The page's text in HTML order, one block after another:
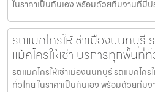
ในราคาเป็นกันเอง พร้อมด้วยทีมงานที่มี
รถแมคโครให้เช่าเมืองนนทบุรี
แม็คโครให้เช่า บริการทุกพื้นที่
รถแมคโครให้เช่าเมืองนนทบุรี รถแมคโคร
ทั่วไทย ในราคาเป็นกันเอง พร้อมด้วยทีม